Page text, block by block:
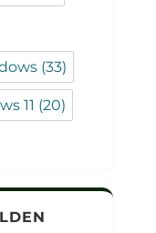
(33)
11 (20)